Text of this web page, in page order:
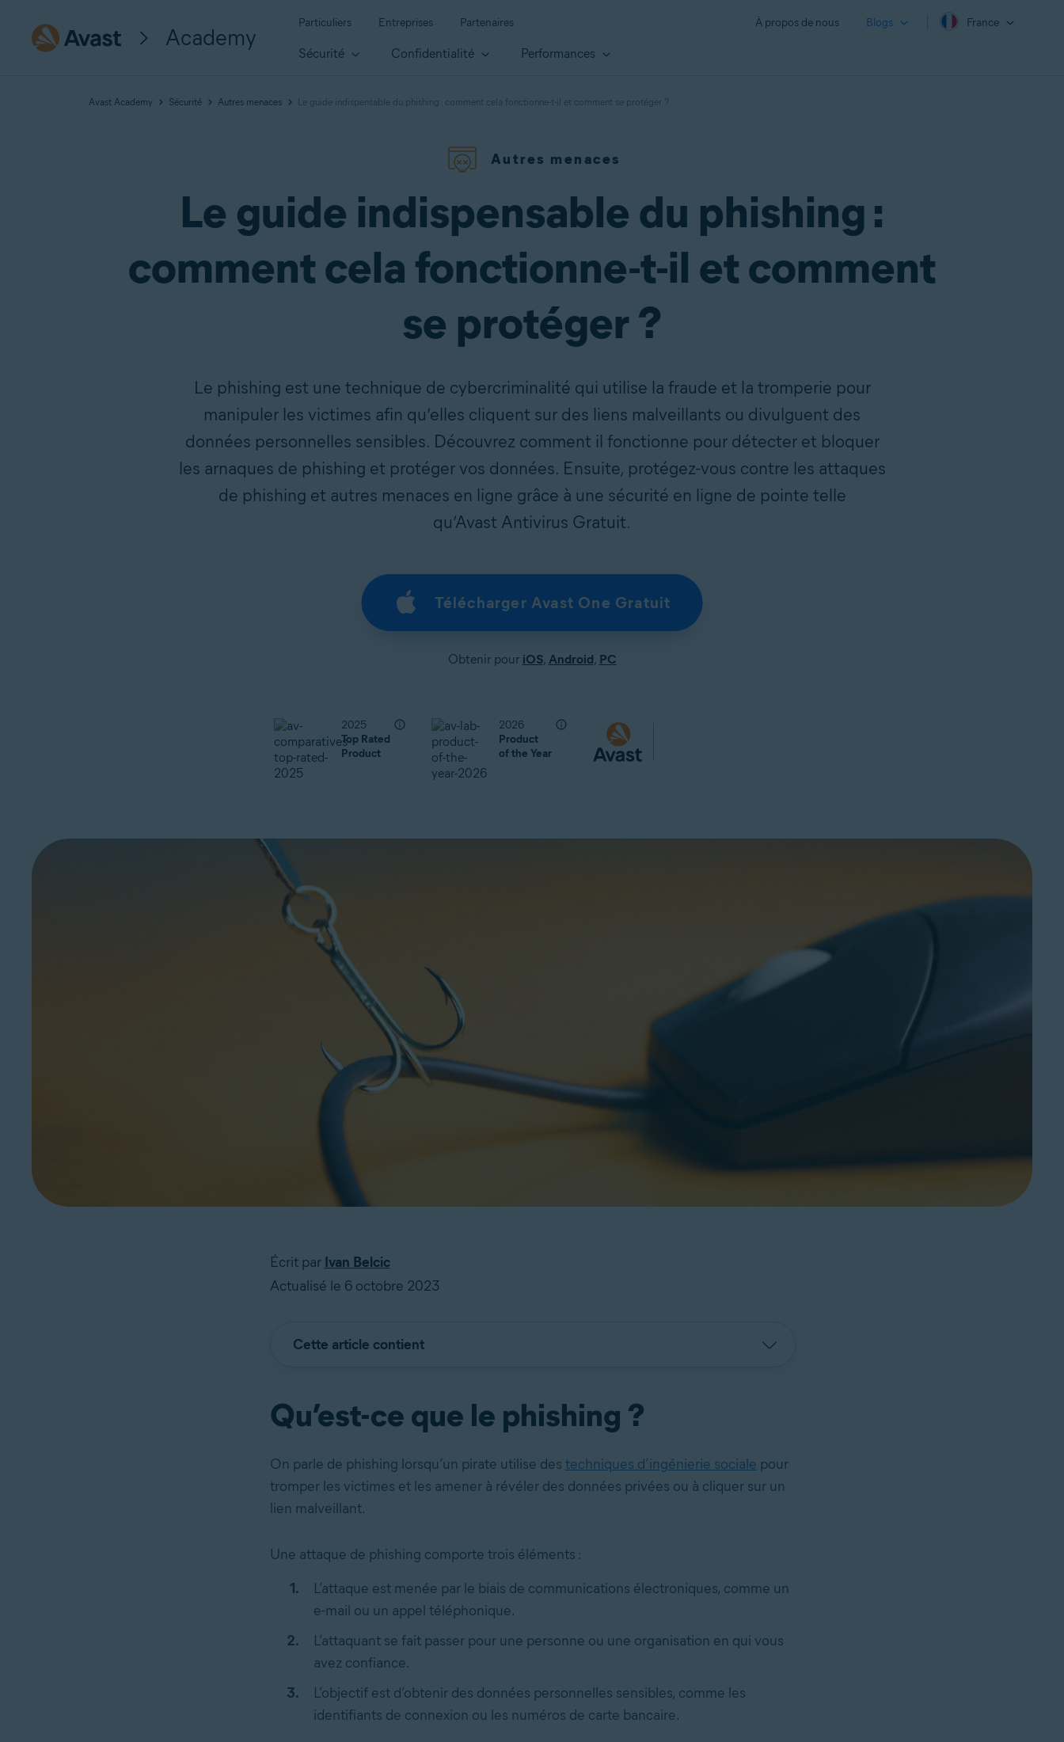
Academy
Particuliers Entreprises Partenaires À propos de nous Blogs France
Sécurité Confidentialité Performances
Avast Academy Sécurité Autres menaces Le guide indispensable du phishing : comment cela fonctionne-t-il et comment se protéger ?
Autres menaces
Le guide indispensable du phishing :
comment cela fonctionne-t-il et comment
se protéger ?
Le phishing est une technique de cybercriminalité qui utilise la fraude et la tromperie pour
manipuler les victimes afin qu’elles cliquent sur des liens malveillants ou divulguent des
données personnelles sensibles. Découvrez comment il fonctionne pour détecter et bloquer
les arnaques de phishing et protéger vos données. Ensuite, protégez-vous contre les attaques
de phishing et autres menaces en ligne grâce à une sécurité en ligne de pointe telle
qu’Avast Antivirus Gratuit.
Télécharger Avast One Gratuit
Obtenir pour iOS, Android, PC
2025
Top Rated
Product
2026
Product
of the Year
Écrit par Ivan Belcic
Actualisé le 6 octobre 2023
Cette article contient
Qu’est-ce que le phishing ?
On parle de phishing lorsqu’un pirate utilise des techniques d’ingénierie sociale pour
tromper les victimes et les amener à révéler des données privées ou à cliquer sur un
lien malveillant.
Une attaque de phishing comporte trois éléments :
L’attaque est menée par le biais de communications électroniques, comme un
e-mail ou un appel téléphonique.
L’attaquant se fait passer pour une personne ou une organisation en qui vous
avez confiance.
L’objectif est d’obtenir des données personnelles sensibles, comme les
identifiants de connexion ou les numéros de carte bancaire.